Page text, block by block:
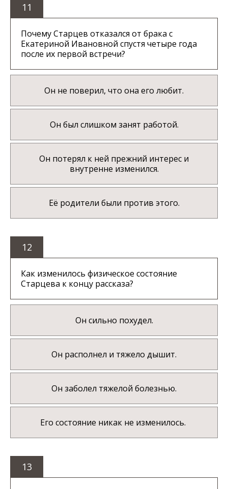
11
Почему Старцев отказался от брака с
Екатериной Ивановной спустя четыре года
после их первой встречи?
Он не поверил, что она его любит.
Он был слишком занят работой.
Он потерял к ней прежний интерес и
внутренне изменился.
Её родители были против этого.
12
Как изменилось физическое состояние
Старцева к концу рассказа?
Он сильно похудел.
Он располнел и тяжело дышит.
Он заболел тяжелой болезнью.
Его состояние никак не изменилось.
13